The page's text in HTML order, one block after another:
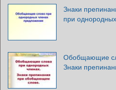
Знаки
при
Обобщающие
Знаки